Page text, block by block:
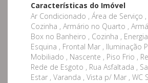
Características do Imóvel
Ar Condicionado , Área de Serviço
Cozinha , Armário no Quarto ,
Box no Banheiro , Cozinha ,
Esquina , Frontal Mar , Iluminação
Mobiliado , Nascente , Piso Frio ,
Rede de Esgoto , Rua Asfaltada ,
Estar , Varanda , Vista p/ Mar , WC